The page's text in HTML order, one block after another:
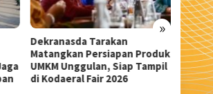
»
Wali Kota Tarakan Apresiasi
Beasiswa PIP Aspirasi Deddy
Sitorus untuk 209 Siswa